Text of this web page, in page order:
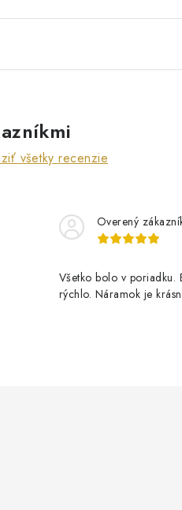
všetky recenzie
Overený
Všetko bolo v poriadku.
rýchlo. Náramok je